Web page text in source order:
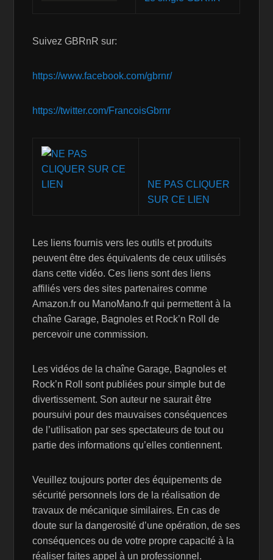
Suivez GBRnR sur:
https://www.facebook.com/gbrnr/
https://twitter.com/FrancoisGbrnr
NE PAS CLIQUER
SUR CE LIEN
Les liens fournis vers les outils et produits
peuvent être des équivalents de ceux utilisés
dans cette vidéo. Ces liens sont des liens
affiliés vers des sites partenaires comme
Amazon.fr ou ManoMano.fr qui permettent à la
chaîne Garage, Bagnoles et Rock’n Roll de
percevoir une commission.
Les vidéos de la chaîne Garage, Bagnoles et
Rock’n Roll sont publiées pour simple but de
divertissement. Son auteur ne saurait être
poursuivi pour des mauvaises conséquences
de l’utilisation par ses spectateurs de tout ou
partie des informations qu’elles contiennent.
Veuillez toujours porter des équipements de
sécurité personnels lors de la réalisation de
travaux de mécanique similaires. En cas de
doute sur la dangerosité d’une opération, de ses
conséquences ou de votre propre capacité à la
réaliser faites appel à un professionnel.